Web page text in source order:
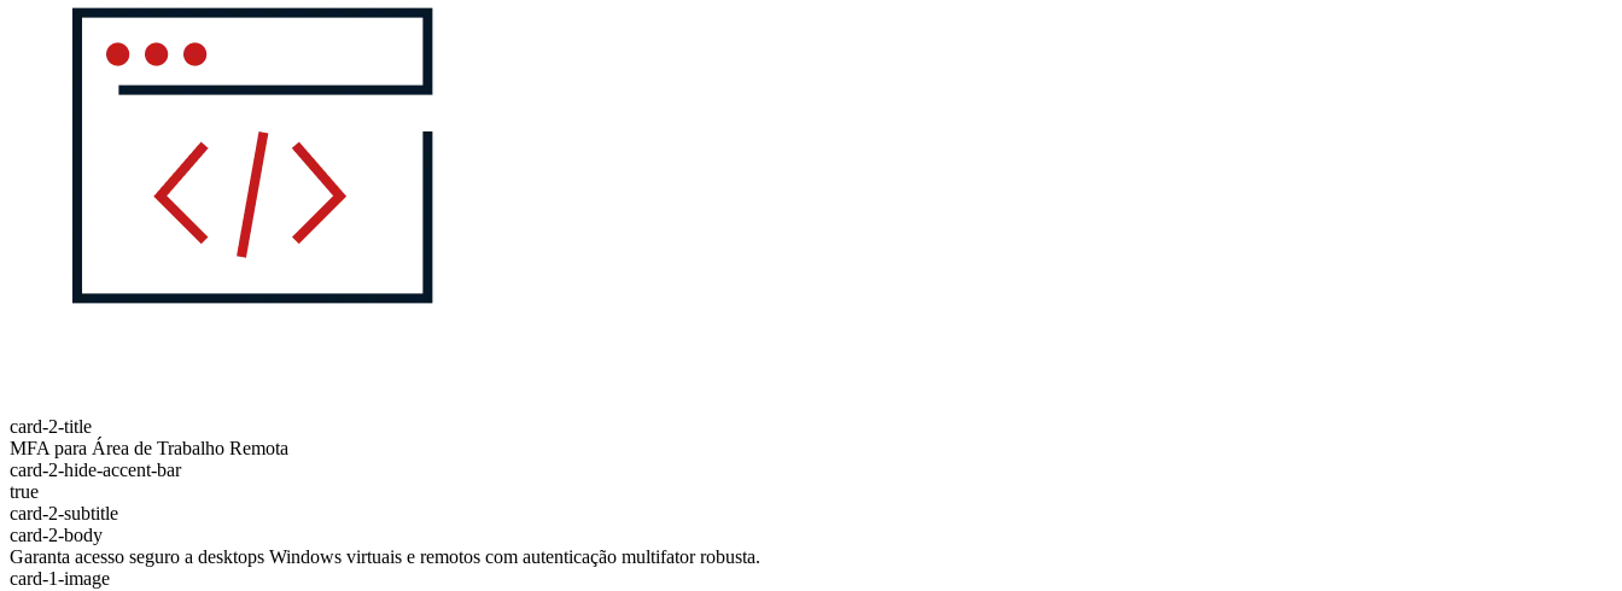
card-2-title
MFA para Área de Trabalho Remota
card-2-hide-accent-bar
true
card-2-subtitle
card-2-body
Garanta acesso seguro a desktops Windows virtuais e remotos com autenticação multifator robusta.
card-1-image